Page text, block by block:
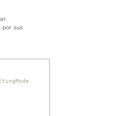
por sus